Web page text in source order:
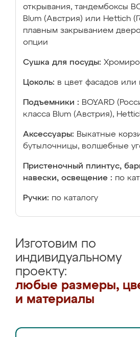
открывания, тандембоксы
Blum (Австрия) или Hettich
плавным закрыванием
опции
Сушка для посуды:
Цоколь: в цвет фасадов или
Подъемники : BOYARD
класса Blum (Австрия),
Аксессуары: Выкатные
бутылочницы, волшебные
Пристеночный плинтус,
навески, освещение : по
Ручки: по каталогу
Изготовим по
индивидуальному
проекту:
любые размеры,
и материалы